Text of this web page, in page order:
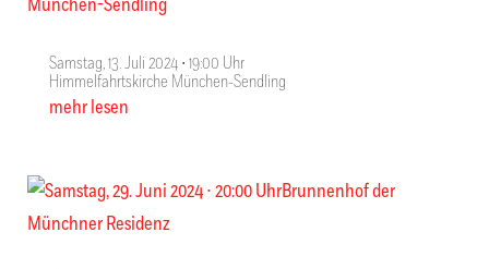
Samstag, 13. Juli 2024 ∙ 19:00 Uhr
Himmelfahrtskirche München-Sendling
mehr lesen